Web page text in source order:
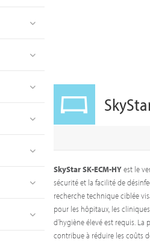
SkyStar SK-ECM-HYest le
sécurité et la facilité de
recherche technique ciblée
pour les hôpitaux, les
d’hygiène élevé est requis.
contribue à réduire les coûts